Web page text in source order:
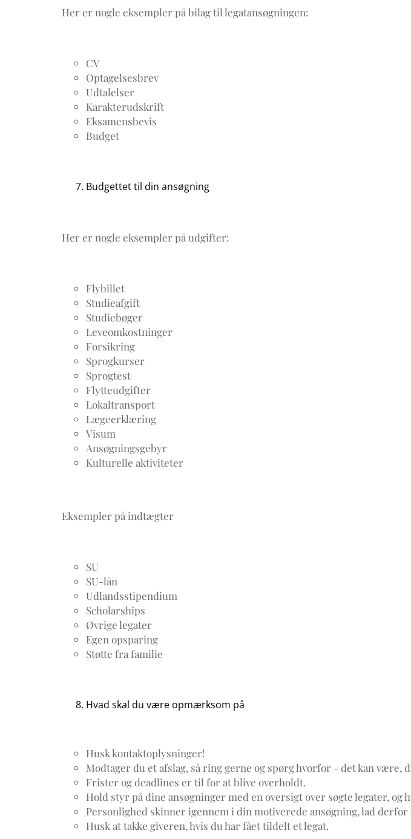
Her er nogle eksempler på bilag til legatansøgningen:
CV
Optagelsesbrev
Udtalelser
Karakterudskrift
Eksamensbevis
Budget
Budgettet til din ansøgning
Her er nogle eksempler på udgifter:
Flybillet
Studieafgift
Studiebøger
Leveomkostninger
Forsikring
Sprogkurser
Sprogtest
Flytteudgifter
Lokaltransport
Lægeerklæring
Visum
Ansøgningsgebyr
Kulturelle aktiviteter
Eksempler på indtægter
SU
SU-lån
Udlandsstipendium
Scholarships
Øvrige legater
Egen opsparing
Støtte fra familie
Hvad skal du være opmærksom på
Husk kontaktoplysninger!
Modtager du et afslag, så ring gerne og spørg hvorfor - det kan være,
Frister og deadlines er til for at blive overholdt.
Hold styr på dine ansøgninger med en oversigt over søgte legater, og
Personlighed skinner igennem i din motiverede ansøgning, lad
Husk at takke giveren, hvis du har fået tildelt et legat.